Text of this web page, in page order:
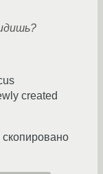
created
скопировано